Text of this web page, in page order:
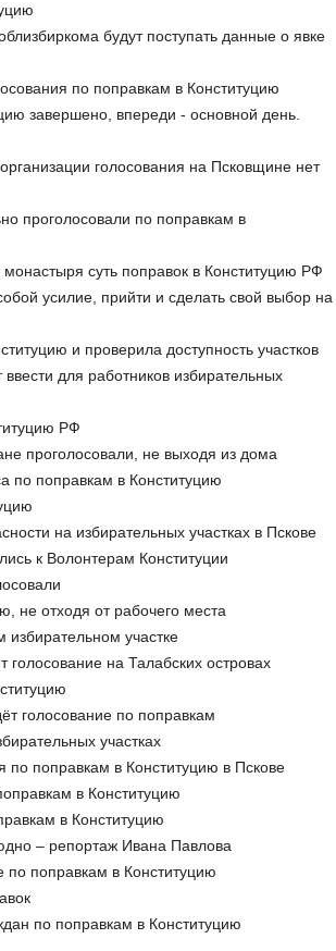
будут поступать данные о явке
по поправкам в Конституцию
завершено, впереди - основной день.
голосования на Псковщине нет
проголосовали по поправкам в
суть поправок в Конституцию РФ
усилие, прийти и сделать свой выбор на
и проверила доступность участков
для работников избирательных
РФ
проголосовали, не выходя из дома
по поправкам в Конституцию
на избирательных участках в Пскове
к Волонтерам Конституции
не отходя от рабочего места
участке
на Талабских островах
голосование по поправкам
участках
по поправкам в Конституцию в Пскове
в Конституцию
в Конституцию
– репортаж Ивана Павлова
поправкам в Конституцию
по поправкам в Конституцию